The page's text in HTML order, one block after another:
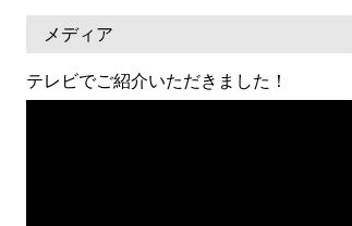
人物 暑中見舞い
日本地図 海
メディア
テレビでご紹介いただきました！